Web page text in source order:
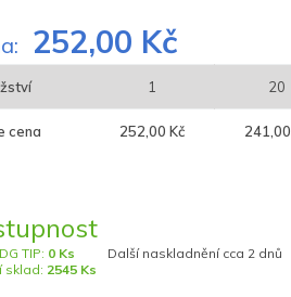
252,00 Kč
1 20
cena 252,00 Kč
TIP: 0 Ks
sklad: 2545 Ks
Další naskladnění cca 2 dnů